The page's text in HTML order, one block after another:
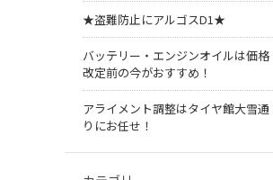
★盗難防止にアルゴスD1★
バッテリー・エンジンオイルは価格
改定前の今がおすすめ！
アライメント調整はタイヤ館大雪通
りにお任せ！